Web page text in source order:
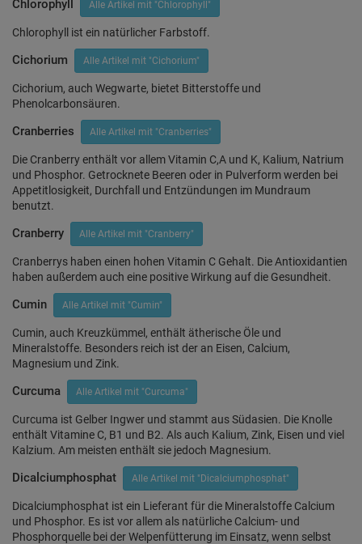
Chlorophyll Alle Artikel mit "Chlorophyll"
Chlorophyll ist ein natürlicher Farbstoff.
Cichorium Alle Artikel mit "Cichorium"
Cichorium, auch Wegwarte, bietet Bitterstoffe und
Phenolcarbonsäuren.
Cranberries Alle Artikel mit "Cranberries"
Die Cranberry enthält vor allem Vitamin C,A und K, Kalium, Natrium
und Phosphor. Getrocknete Beeren oder in Pulverform werden bei
Appetitlosigkeit, Durchfall und Entzündungen im Mundraum
benutzt.
Cranberry Alle Artikel mit "Cranberry"
Cranberrys haben einen hohen Vitamin C Gehalt. Die Antioxidantien
haben außerdem auch eine positive Wirkung auf die Gesundheit.
Cumin Alle Artikel mit "Cumin"
Cumin, auch Kreuzkümmel, enthält ätherische Öle und
Mineralstoffe. Besonders reich ist der an Eisen, Calcium,
Magnesium und Zink.
Curcuma Alle Artikel mit "Curcuma"
Curcuma ist Gelber Ingwer und stammt aus Südasien. Die Knolle
enthält Vitamine C, B1 und B2. Als auch Kalium, Zink, Eisen und viel
Kalzium. Am meisten enthält sie jedoch Magnesium.
Dicalciumphosphat Alle Artikel mit "Dicalciumphosphat"
Dicalciumphosphat ist ein Lieferant für die Mineralstoffe Calcium
und Phosphor. Es ist vor allem als natürliche Calcium- und
Phosphorquelle bei der Welpenfütterung im Einsatz, wenn selbst